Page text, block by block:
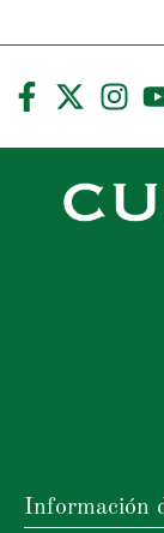
Información